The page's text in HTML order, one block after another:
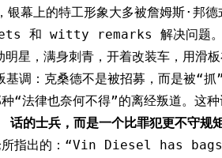
银幕上的特工形象大多被詹姆斯·邦
和 witty remarks 解决问题。
明星，满身刺青，开着改装车，用滑
基调：克桑德不是被招募，而是被“
“法律也奈何不得”的离经叛道。这种
话的士兵，而是一个比罪犯更不守规
论所指出的：“Vin Diesel